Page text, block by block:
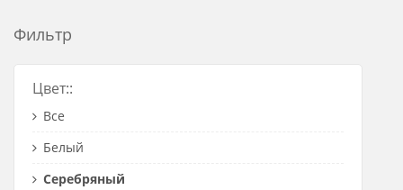
Розетки Интернет/Телефон
Розетки акустика
Розетки Интернет
Фильтр
Цвет::
Все
Белый
Серебряный